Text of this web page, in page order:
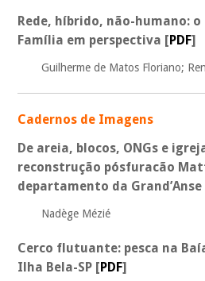
Rede, híbrido, não-humano:
Família em perspectiva [PDF]
Guilherme de Matos Floriano;
Cadernos de Imagens
De areia, blocos, ONGs e
reconstrução pósfuracão
departamento da
Nadège Mézié
Cerco flutuante: pesca na
Ilha Bela-SP [PDF]